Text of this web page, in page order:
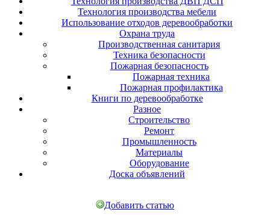
Технология производства мебели
Использование отходов деревообработки
Охрана труда
Производственная санитария
Техника безопасности
Пожарная безопасность
Пожарная техника
Пожарная профилактика
Книги по деревообработке
Разное
Строительство
Ремонт
Промышленность
Материалы
Оборудование
Доска объявлений
Добавить статью